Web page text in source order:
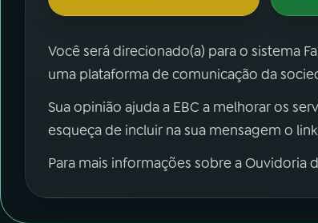
Você será direcionado(a) para o sistema
uma plataforma de comunicação da
Sua opinião ajuda a EBC a melhorar os
esqueça de incluir na sua mensagem o
Para mais informações sobre a Ouvidoria